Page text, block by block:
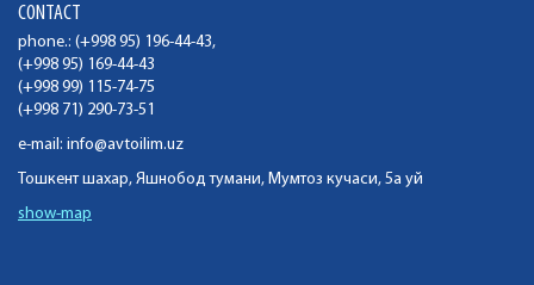
CONTACT
phone.: (+998 95) 196-44-43,
(+998 95) 169-44-43
(+998 99) 115-74-75
(+998 71) 290-73-51
e-mail: info@avtoilim.uz
Тошкент шахар, Яшнобод тумани, Мумтоз кучаси, 5а уй
show-map